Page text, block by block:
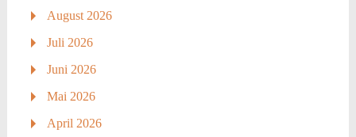
August 2026
Juli 2026
Juni 2026
Mai 2026
April 2026